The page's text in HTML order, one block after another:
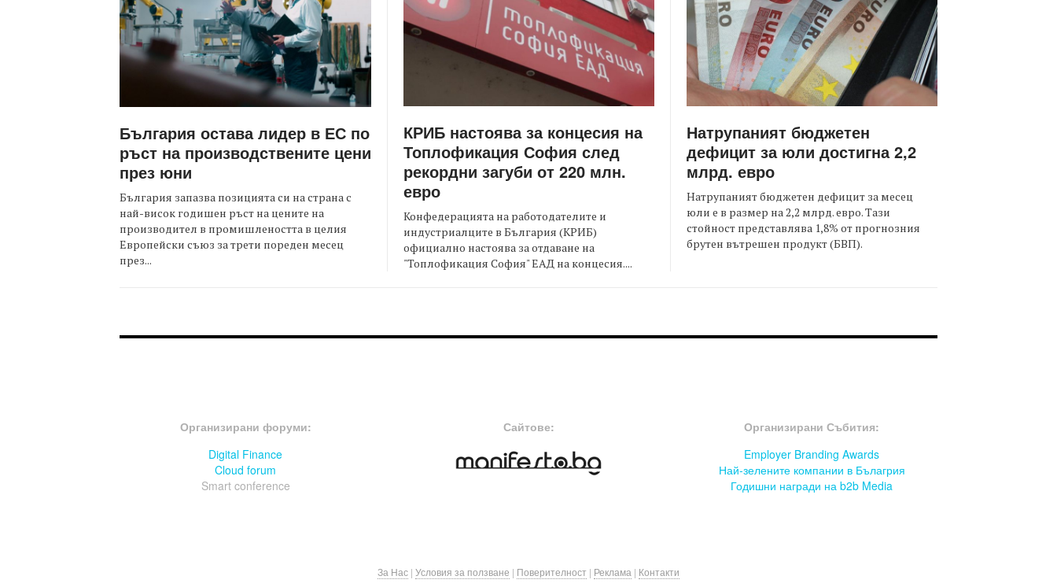
България остава лидер в ЕС по
ръст на производствените цени
през юни
България запазва позицията си на страна с
най-висок годишен ръст на цените на
производител в промишлеността в целия
Европейски съюз за трети пореден месец
през...
КРИБ настоява за концесия на
Топлофикация София след
рекордни загуби от 220 млн.
евро
Конфедерацията на работодателите и
индустриалците в България (КРИБ)
официално настоява за отдаване на
"Топлофикация София" ЕАД на концесия....
Натрупаният бюджетен
дефицит за юли достигна 2,2
млрд. евро
Натрупаният бюджетен дефицит за месец
юли е в размер на 2,2 млрд. евро. Тази
стойност представлява 1,8% от прогнозния
брутен вътрешен продукт (БВП).
Организирани форуми:
Digital Finance
Cloud forum
Smart conference
Сайтове:
Организирани Събития:
Employer Branding Awards
Най-зелените компании в Бълагрия
Годишни награди на b2b Media
За Нас | Условия за ползване | Поверителност | Реклама | Контакти